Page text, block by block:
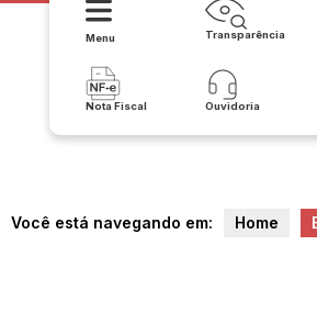
Menu Transparência
Nota Fiscal Ouvidoria
Você está navegando em: Home